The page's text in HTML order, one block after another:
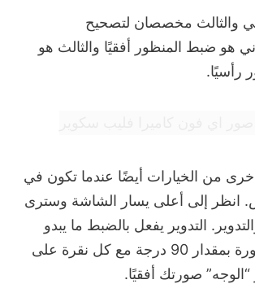
والثالث مخصصان لتصحيح
هو ضبط المنظور أفقيًا والثالث هو
رأسيًا.
من الخيارات أيضًا عندما تكون في
انظر إلى أعلى يسار الشاشة وسترى
التدوير يفعل بالضبط ما يبدو
عليه ويحور الصورة بمقدار 90 درجة مع كل نقرة على
صورتك أفقيًا.